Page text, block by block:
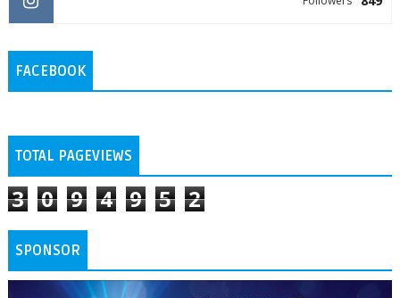
FACEBOOK
TOTAL PAGEVIEWS
3 0 9 4 9 5 2
SPONSOR